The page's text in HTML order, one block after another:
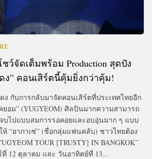
ว์จัดเต็มพร้อม Production สุดปัง
ง” คอนเสิร์ตนี้คุ้มยิ่งกว่าคุ้ม!
กับการกลับมาจัดคอนเสิร์ตที่ประเทศไทยอีก
ยอม” (YUGYEOM) ศิลปินมากความสามารถ
จบไปแบบสมการรอคอยและอบอุ่นมาก ๆ แบบ
ห้ “อากาเซ่” (ชื่อกลุ่มแฟนคลับ) ชาวไทยต้อง
TOUR [TRUSTY] IN BANGKOK”
12 ตุลาคม และ วันอาทิตย์ที่ 13...